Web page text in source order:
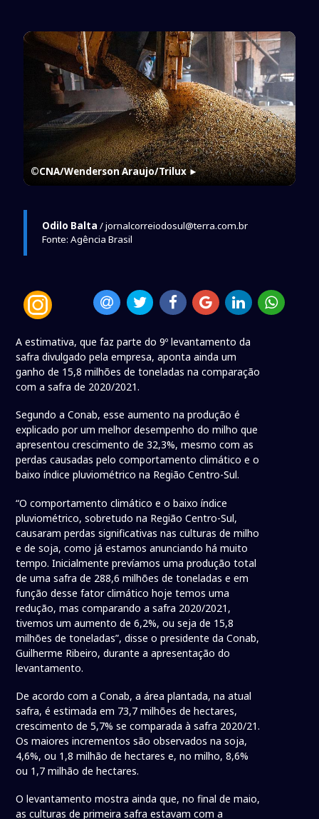
©CNA/Wenderson Araujo/Trilux►
Odilo Balta / jornalcorreiodosul@terra.com.br
Fonte: Agência Brasil
A estimativa, que faz parte do 9º levantamento da
safra divulgado pela empresa, aponta ainda um
ganho de 15,8 milhões de toneladas na comparação
com a safra de 2020/2021.
Segundo a Conab, esse aumento na produção é
explicado por um melhor desempenho do milho que
apresentou crescimento de 32,3%, mesmo com as
perdas causadas pelo comportamento climático e o
baixo índice pluviométrico na Região Centro-Sul.
“O comportamento climático e o baixo índice
pluviométrico, sobretudo na Região Centro-Sul,
causaram perdas significativas nas culturas de milho
e de soja, como já estamos anunciando há muito
tempo. Inicialmente prevíamos uma produção total
de uma safra de 288,6 milhões de toneladas e em
função desse fator climático hoje temos uma
redução, mas comparando a safra 2020/2021,
tivemos um aumento de 6,2%, ou seja de 15,8
milhões de toneladas”, disse o presidente da Conab,
Guilherme Ribeiro, durante a apresentação do
levantamento.
De acordo com a Conab, a área plantada, na atual
safra, é estimada em 73,7 milhões de hectares,
crescimento de 5,7% se comparada à safra 2020/21.
Os maiores incrementos são observados na soja,
4,6%, ou 1,8 milhão de hectares e, no milho, 8,6%
ou 1,7 milhão de hectares.
O levantamento mostra ainda que, no final de maio,
as culturas de primeira safra estavam com a